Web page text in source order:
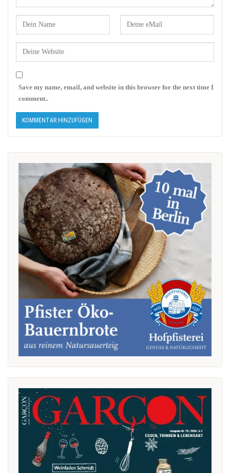
Save my name, email, and website in this browser for the next time I
comment..